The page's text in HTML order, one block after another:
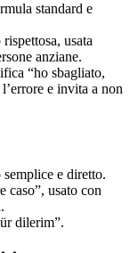
standard e
usata
anziane.
“ho sbagliato,
e invita a non
e diretto.
caso”, usato con
dilerim”.